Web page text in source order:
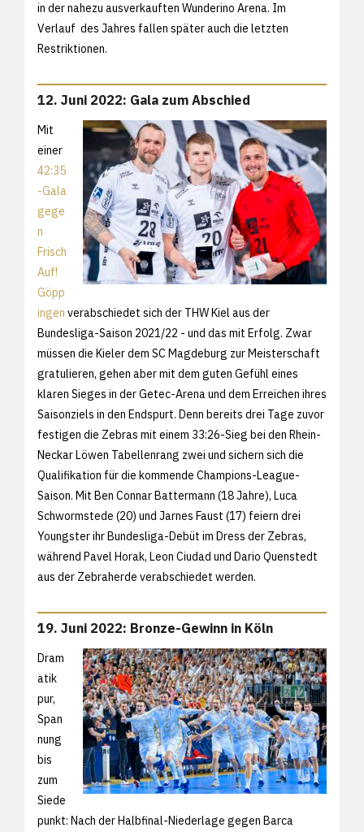
in der nahezu ausverkauften Wunderino Arena. Im
Verlauf des Jahres fallen später auch die letzten
Restriktionen.
12. Juni 2022: Gala zum Abschied
Mit
einer
42:35
-Gala
gege
n
Frisch
Auf!
Göpp
ingen verabschiedet sich der THW Kiel aus der
Bundesliga-Saison 2021/22 - und das mit Erfolg. Zwar
müssen die Kieler dem SC Magdeburg zur Meisterschaft
gratulieren, gehen aber mit dem guten Gefühl eines
klaren Sieges in der Getec-Arena und dem Erreichen ihres
Saisonziels in den Endspurt. Denn bereits drei Tage zuvor
festigen die Zebras mit einem 33:26-Sieg bei den Rhein-
Neckar Löwen Tabellenrang zwei und sichern sich die
Qualifikation für die kommende Champions-League-
Saison. Mit Ben Connar Battermann (18 Jahre), Luca
Schwormstede (20) und Jarnes Faust (17) feiern drei
Youngster ihr Bundesliga-Debüt im Dress der Zebras,
während Pavel Horak, Leon Ciudad und Dario Quenstedt
aus der Zebraherde verabschiedet werden.
19. Juni 2022: Bronze-Gewinn in Köln
Dram
atik
pur,
Span
nung
bis
zum
Siede
punkt: Nach der Halbfinal-Niederlage gegen Barca